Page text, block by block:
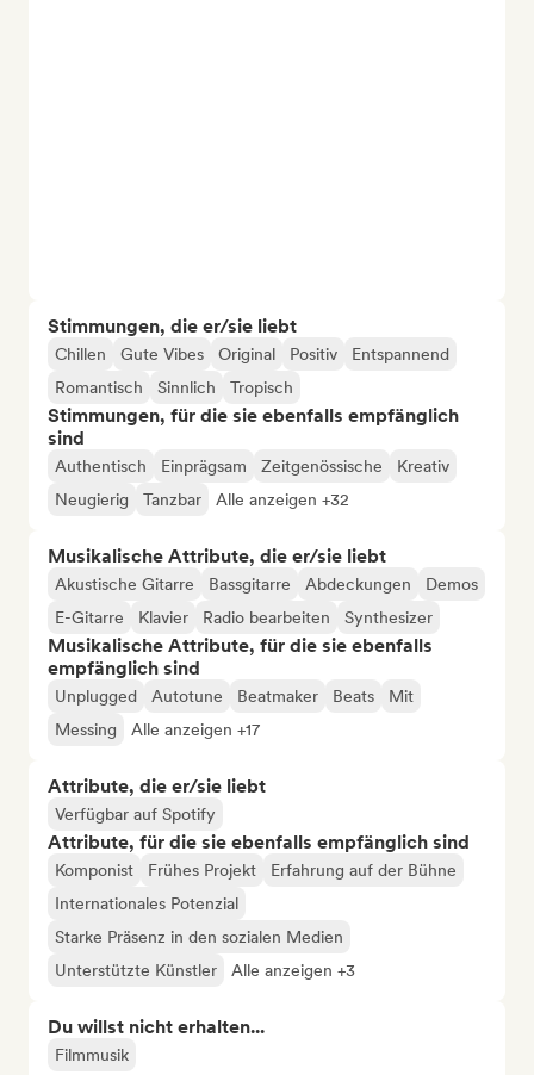
Stimmungen, die er/sie liebt
Chillen Gute Vibes Original Positiv
Entspannend
Romantisch
Sinnlich Tropisch
Stimmungen, für die sie ebenfalls empfänglich
sind
Authentisch Einprägsam Zeitgenössische
Kreativ
Neugierig
Tanzbar Alle anzeigen +32
Musikalische Attribute, die er/sie liebt
Akustische Gitarre Bassgitarre Abdeckungen
Demos
E-Gitarre
Klavier Radio bearbeiten Synthesizer
Musikalische Attribute, für die sie ebenfalls
empfänglich sind
Unplugged Autotune Beatmaker Beats
Mit
Messing
Alle anzeigen +17
Attribute, die er/sie liebt
Verfügbar auf Spotify
Attribute, für die sie ebenfalls empfänglich sind
Komponist Frühes Projekt
Erfahrung auf der Bühne
Internationales Potenzial
Starke Präsenz in den sozialen Medien
Unterstützte Künstler
Alle anzeigen +3
Du willst nicht erhalten...
Filmmusik